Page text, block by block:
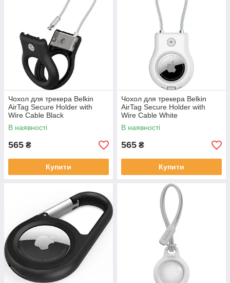
Чохол для трекера Belkin
AirTag Secure Holder with
Wire Cable Black
(MSC009BTBK)
В наявності
565 ₴
Купити
Чохол для трекера Belkin
AirTag Secure Holder with
Wire Cable White
(MSC009BTWH)
В наявності
565 ₴
Купити